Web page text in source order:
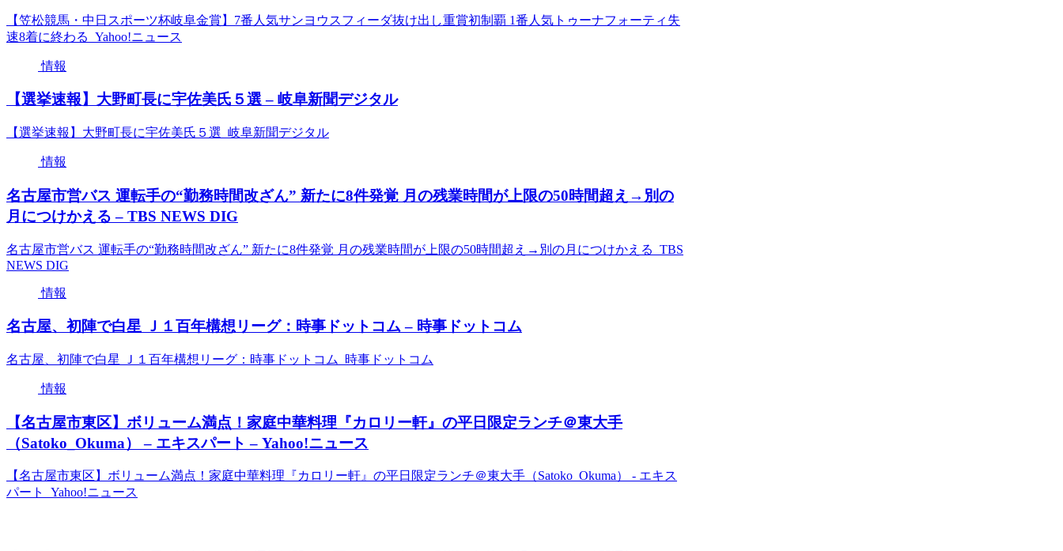
【笠松競馬・中日スポーツ杯岐阜金賞】7番人気サンヨウスフィーダ抜け出し重賞初制覇 1番人気トゥーナフォーティ失
速8着に終わる Yahoo!ニュース
情報
【選挙速報】大野町長に宇佐美氏５選 – 岐阜新聞デジタル
【選挙速報】大野町長に宇佐美氏５選 岐阜新聞デジタル
情報
名古屋市営バス 運転手の“勤務時間改ざん” 新たに8件発覚 月の残業時間が上限の50時間超え→別の
月につけかえる – TBS NEWS DIG
名古屋市営バス 運転手の“勤務時間改ざん” 新たに8件発覚 月の残業時間が上限の50時間超え→別の月につけかえる TBS
NEWS DIG
情報
名古屋、初陣で白星 Ｊ１百年構想リーグ：時事ドットコム – 時事ドットコム
名古屋、初陣で白星 Ｊ１百年構想リーグ：時事ドットコム 時事ドットコム
情報
【名古屋市東区】ボリューム満点！家庭中華料理『カロリー軒』の平日限定ランチ＠東大手
（Satoko_Okuma） – エキスパート – Yahoo!ニュース
【名古屋市東区】ボリューム満点！家庭中華料理『カロリー軒』の平日限定ランチ＠東大手（Satoko_Okuma） - エキス
パート Yahoo!ニュース